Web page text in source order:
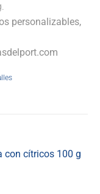
personalizables,
con cítricos 100 g